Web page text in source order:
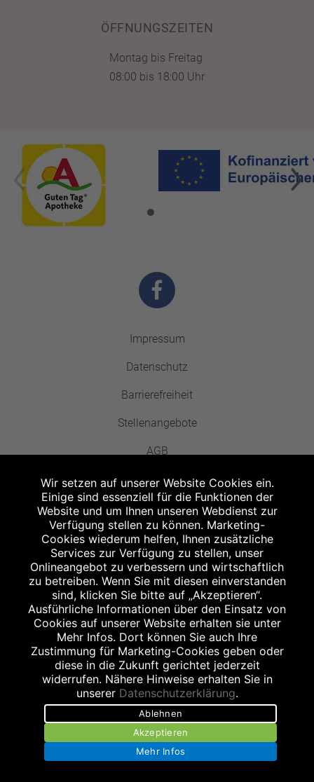
ÖFFNUNGSZEITEN
Montag bis Freitag
08:00 bis 18:00 Uhr
Impressum
Datenschutz
Barrierefreiheit
Stellenangebote
AGB
Kontakt
Bildnachweis
Abgabe in haushaltsüblichen Mengen, solange der Vorrat reicht. Für Druck-
und Satzfehler keine Haftung.
Zu Risiken und Nebenwirkungen lesen Sie die Packungsbeilage und fragen
Sie Ihren Arzt oder Apotheker.
Angabe nach der deutschen Arzneimitteltaxe Apothekenerstattungspreis
(AEP). Der AEP ist keine unverbindliche Preisempfehlung der Hersteller. Der
AEP ist ein von den Apotheken in Ansatz gebrachter Preis für rezeptfreie
Arzneimittel. Er entspricht in der Höhe dem für Apotheken verbindlichen
Abgabepreis, zu dem eine Apotheke in bestimmten Fällen (z.B. bei Kindern
unter 12 Jahren) das Produkt mit der gesetzlichen Krankenversicherung
abrechnet. Der AEP ist der allgemeine Erstattungspreis im Falle einer
Kostenübernahme durch die gesetzlichen Krankenkassen, vor Abzug eines
Zwangsrabattes (zur Zeit 5%) nach §130 Abs. 1 SGB V.
Unverbindliche Preisempfehlung des Herstellers (UVP).
Wir setzen auf unserer Website Cookies ein.
Einige sind essenziell für die Funktionen der
Website und um Ihnen unseren Webdienst zur
Verfügung stellen zu können. Marketing-
Cookies wiederum helfen, Ihnen zusätzliche
Services zur Verfügung zu stellen, unser
Onlineangebot zu verbessern und wirtschaftlich
zu betreiben. Wenn Sie mit diesen einverstanden
sind, klicken Sie bitte auf „Akzeptieren“.
Ausführliche Informationen über den Einsatz von
Cookies auf unserer Website erhalten sie unter
Mehr Infos. Dort können Sie auch Ihre
Zustimmung für Marketing-Cookies geben oder
diese in die Zukunft gerichtet jederzeit
widerrufen. Nähere Hinweise erhalten Sie in
unserer Datenschutzerklärung.
Ablehnen
Akzeptieren
Mehr Infos